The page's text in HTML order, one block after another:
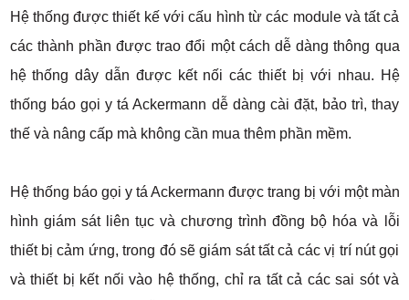
Hệ thống được thiết kế với cấu hình từ các module và tất cả
các thành phần được trao đổi một cách dễ dàng thông qua
hệ thống dây dẫn được kết nối các thiết bị với nhau. Hệ
thống báo gọi y tá Ackermann dễ dàng cài đặt, bảo trì, thay
thế và nâng cấp mà không cần mua thêm phần mềm.
Hệ thống báo gọi y tá Ackermann được trang bị với một màn
hình giám sát liên tục và chương trình đồng bộ hóa và lỗi
thiết bị cảm ứng, trong đó sẽ giám sát tất cả các vị trí nút gọi
và thiết bị kết nối vào hệ thống, chỉ ra tất cả các sai sót và